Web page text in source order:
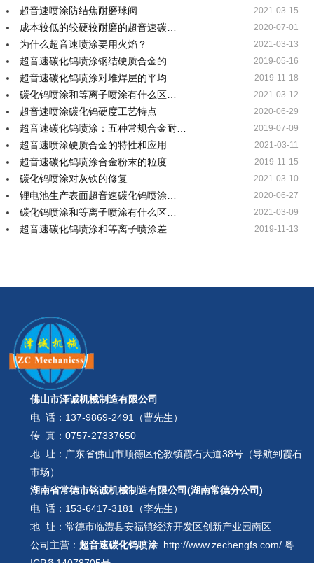
超音速喷涂防结焦耐磨球阀 2021-03-15
成本较低的较硬较耐磨的超音速碳… 2020-07-01
为什么超音速喷涂要用火焰？ 2021-03-13
超音速碳化钨喷涂钢结硬质合金的… 2019-05-16
超音速碳化钨喷涂对堆焊层的平均… 2019-11-18
碳化钨喷涂和等离子喷涂有什么区… 2021-03-12
超音速喷涂碳化钨硬度工艺特点 2020-06-29
超音速碳化钨喷涂：五种常规合金耐… 2019-07-09
超音速喷涂硬质合金的特性和应用… 2021-03-11
超音速碳化钨喷涂合金粉末的粒度… 2019-11-15
碳化钨喷涂对灰铁的修复 2021-03-10
锂电池生产表面超音速碳化钨喷涂… 2020-06-27
碳化钨喷涂和等离子喷涂有什么区… 2021-03-09
超音速碳化钨喷涂和等离子喷涂差… 2019-11-13
佛山市泽诚机械制造有限公司
电 话： 137-9869-2491（曹先生）
传 真：0757-27337650
地 址：广东省佛山市顺德区伦教镇霞石大道38号（导航到霞石
市场）
湖南省常德市铭诚机械制造有限公司(湖南常德分公司)
电 话： 153-6417-3181（李先生）
地 址：常德市临澧县安福镇经济开发区创新产业园南区
公司主营： 超音速碳化钨喷涂 http://www.zechengfs.com/ 粤